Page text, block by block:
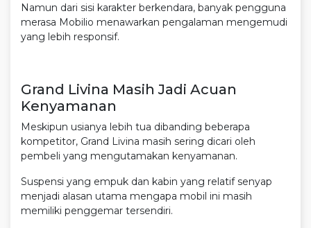
Namun dari sisi karakter berkendara, banyak pengguna
merasa Mobilio menawarkan pengalaman mengemudi
yang lebih responsif.
Grand Livina Masih Jadi Acuan
Kenyamanan
Meskipun usianya lebih tua dibanding beberapa
kompetitor, Grand Livina masih sering dicari oleh
pembeli yang mengutamakan kenyamanan.
Suspensi yang empuk dan kabin yang relatif senyap
menjadi alasan utama mengapa mobil ini masih
memiliki penggemar tersendiri.